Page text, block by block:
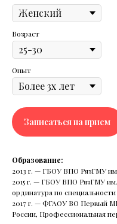
Возраст
Опыт
Записаться на прием
Образование:
2013 г. — ГБОУ ВПО РязГМУ
2015 г. — ГБОУ ВПО РязГМУ
ординатура по специальности
2017 г. — ФГАОУ ВО Первый
России, Профессиональная
клиники
и
наших